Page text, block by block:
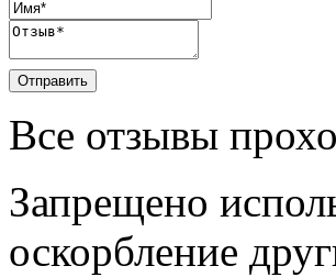
Отправить
Все отзывы
Запрещено
оскорбление